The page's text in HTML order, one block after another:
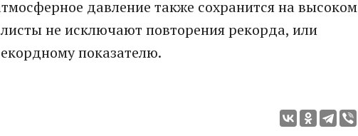
давление также сохранится на высоком
не исключают повторения рекорда, или
показателю.